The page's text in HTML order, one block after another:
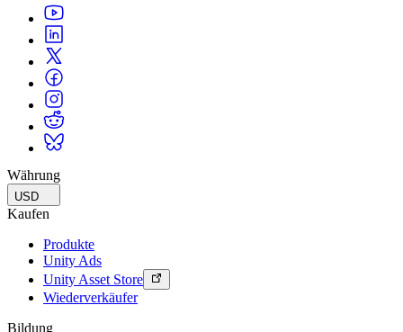
Währung
USD
Kaufen
Produkte
Unity Ads
Unity Asset Store
Wiederverkäufer
Bildung